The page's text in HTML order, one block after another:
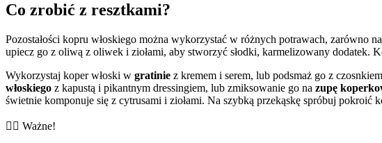
Co zrobić z resztkami?
Pozostałości kopru włoskiego można wykorzystać w różnych potrawach, zarówno
upiecz go z oliwą z oliwek i ziołami, aby stworzyć słodki, karmelizowany dodatek.
Wykorzystaj koper włoski w gratinie z kremem i serem, lub podsmaż go z
włoskiego z kapustą i pikantnym dressingiem, lub zmiksowanie go na zupę
świetnie komponuje się z cytrusami i ziołami. Na szybką przekąskę spróbuj
👨‍⚕️️ Ważne!